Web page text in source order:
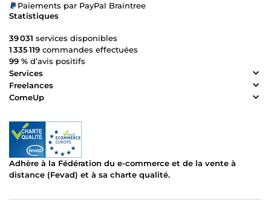
Paiements par PayPal Braintree
Statistiques
39 031 services disponibles
1 335 119 commandes effectuées
99 % d’avis positifs
Services
Freelances
ComeUp
Adhère à la Fédération du e-commerce et de la vente à
distance (Fevad) et à sa charte qualité.